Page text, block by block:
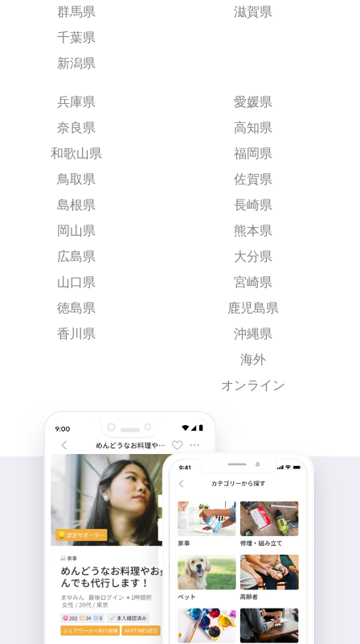
群馬県
千葉県
新潟県
滋賀県
兵庫県
奈良県
和歌山県
鳥取県
島根県
岡山県
広島県
山口県
徳島県
香川県
愛媛県
高知県
福岡県
佐賀県
長崎県
熊本県
大分県
宮崎県
鹿児島県
沖縄県
海外
オンライン